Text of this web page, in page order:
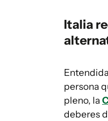
Italia
persona
pleno, la
deberes